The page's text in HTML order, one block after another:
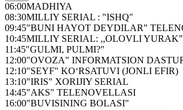
06:00MADHIYA
08:30MILLIY SERIAL : "ISHQ"
09:45"BUNI HAYOT DEYDILAR"
10:45MILLIY SERIAL: ,,OLOVLI YURAK"
11:45"GULMI, PULMI?"
12:00"OVOZA" INFORMATSION
12:10"SEYF" KO‘RSATUVI (JONLI EFIR)
13:10"IRIS" XORIJIY SERIAL
14:45"AKS" TELENOVELLASI
16:00"BUVISINING BOLASI"